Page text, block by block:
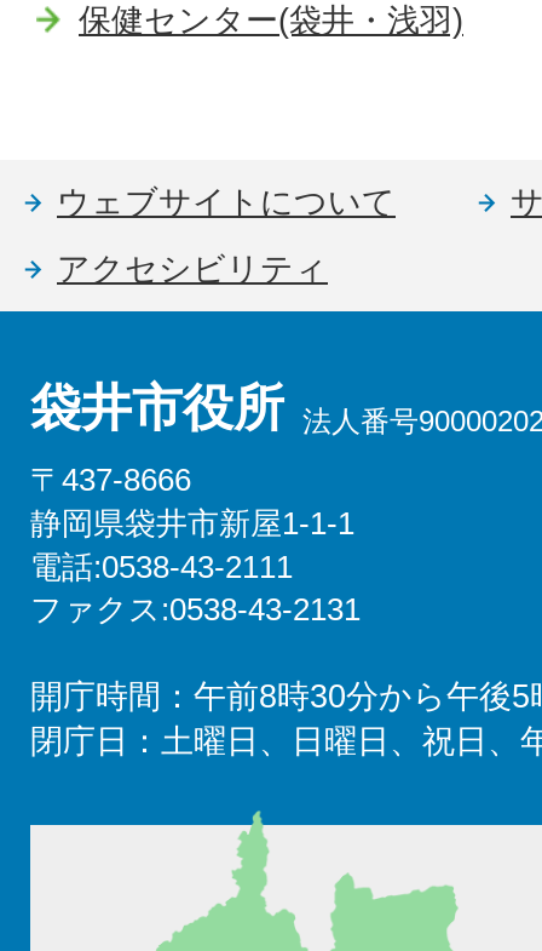
保健センター(袋井・浅羽)
ウェブサイトについて
アクセシビリティ
袋井市役所 法人番号
〒437-8666
静岡県袋井市新屋1-1-1
電話:0538-43-2111
ファクス:0538-43-2131
開庁時間：午前8時30分から午後5
閉庁日：土曜日、日曜日、祝日、